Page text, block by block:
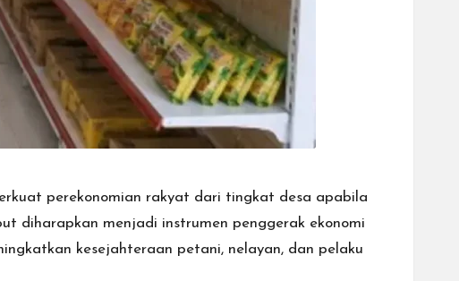
perekonomian rakyat dari tingkat desa apabila
diharapkan menjadi instrumen penggerak ekonomi
kesejahteraan petani, nelayan, dan pelaku